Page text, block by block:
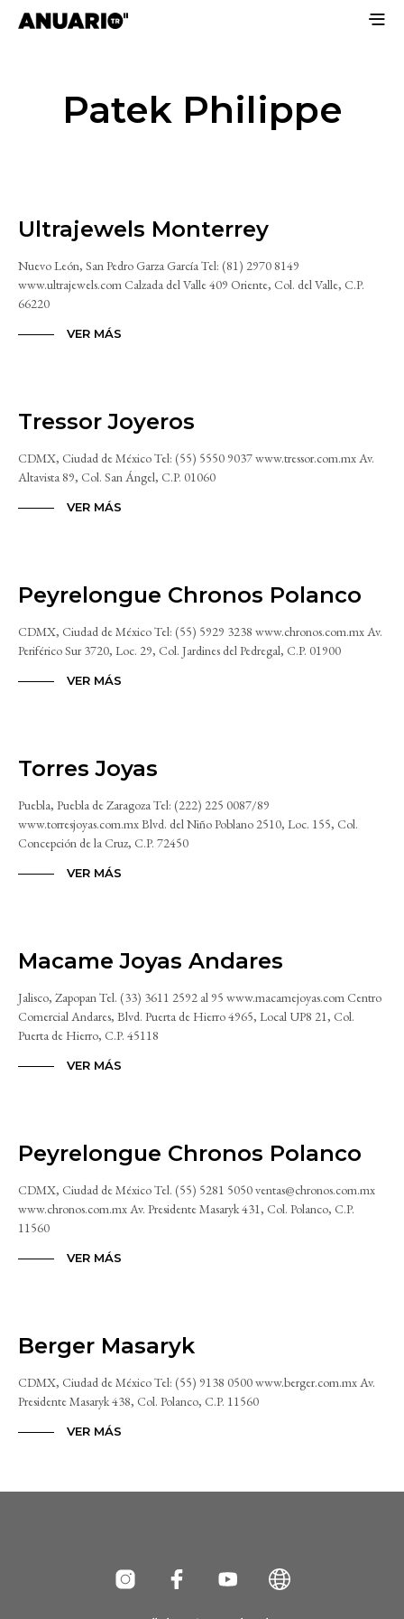
Patek Philippe
Ultrajewels Monterrey
Nuevo León, San Pedro Garza García Tel: (81) 2970 8149
www.ultrajewels.com Calzada del Valle 409 Oriente, Col. del Valle, C.P.
66220
VER MÁS
Tressor Joyeros
CDMX, Ciudad de México Tel: (55) 5550 9037 www.tressor.com.mx Av.
Altavista 89, Col. San Ángel, C.P. 01060
VER MÁS
Peyrelongue Chronos Polanco
CDMX, Ciudad de México Tel: (55) 5929 3238 www.chronos.com.mx Av.
Periférico Sur 3720, Loc. 29, Col. Jardines del Pedregal, C.P. 01900
VER MÁS
Torres Joyas
Puebla, Puebla de Zaragoza Tel: (222) 225 0087/89
www.torresjoyas.com.mx Blvd. del Niño Poblano 2510, Loc. 155, Col.
Concepción de la Cruz, C.P. 72450
VER MÁS
Macame Joyas Andares
Jalisco, Zapopan Tel. (33) 3611 2592 al 95 www.macamejoyas.com Centro
Comercial Andares, Blvd. Puerta de Hierro 4965, Local UP8 21, Col.
Puerta de Hierro, C.P. 45118
VER MÁS
Peyrelongue Chronos Polanco
CDMX, Ciudad de México Tel. (55) 5281 5050 ventas@chronos.com.mx
www.chronos.com.mx Av. Presidente Masaryk 431, Col. Polanco, C.P.
11560
VER MÁS
Berger Masaryk
CDMX, Ciudad de México Tel: (55) 9138 0500 www.berger.com.mx Av.
Presidente Masaryk 438, Col. Polanco, C.P. 11560
VER MÁS